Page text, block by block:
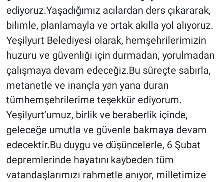
ediyoruz.Yaşadığımız acılardan ders çıkararak,
bilimle, planlamayla ve ortak akılla yol alıyoruz.
Yeşilyurt Belediyesi olarak, hemşehrilerimizin
huzuru ve güvenliği için durmadan, yorulmadan
çalışmaya devam edeceğiz.Bu süreçte sabırla,
metanetle ve inançla yan yana duran
tümhemşehrilerime teşekkür ediyorum.
Yeşilyurt’umuz, birlik ve beraberlik içinde,
geleceğe umutla ve güvenle bakmaya devam
edecektir.Bu duygu ve düşüncelerle, 6 Şubat
depremlerinde hayatını kaybeden tüm
vatandaşlarımızı rahmetle anıyor, milletimize